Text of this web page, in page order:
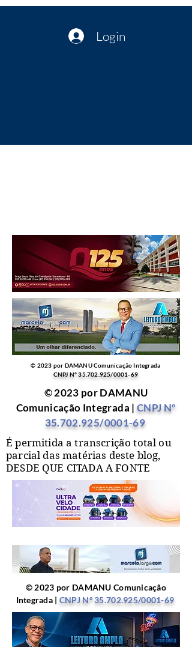
Login
© 2023 por DAMANU Comunicação Integrada
CNPJ Nº35.702.925/0001-69
© 2023 por DAMANU
Comunicação Integrada | CNPJ Nº
35.702.925/0001-69
É permitida a transcrição total ou
parcial das matérias deste blog,
DESDE QUE CITADA A FONTE
© 2023 por DAMANU Comunicação
Integrada | CNPJ Nº35.702.925/0001-69